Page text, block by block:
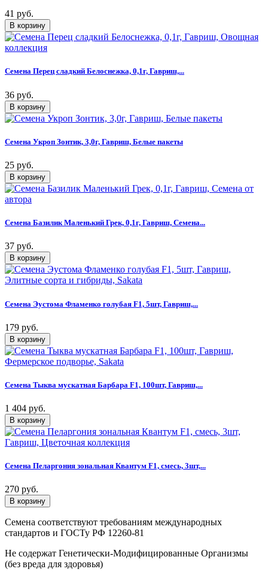
41 руб.
Семена Перец сладкий Белоснежка, 0,1г, Гавриш,...
36 руб.
Семена Укроп Зонтик, 3,0г, Гавриш, Белые пакеты
25 руб.
Семена Базилик Маленький Грек, 0,1г, Гавриш, Семена...
37 руб.
Семена Эустома Фламенко голубая F1, 5шт, Гавриш,...
179 руб.
Семена Тыква мускатная Барбара F1, 100шт, Гавриш,...
1 404 руб.
Семена Пеларгония зональная Квантум F1, смесь, 3шт,...
270 руб.
Семена соответствуют требованиям международных
стандартов и ГОСТу РФ 12260-81
Не содержат Генетически-Модифицированные Организмы
(без вреда для здоровья)